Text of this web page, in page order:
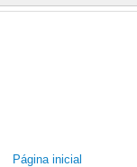
Página inicial